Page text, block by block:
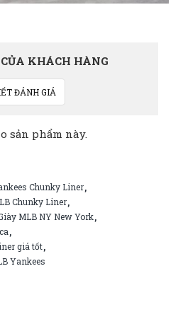
KHÁCH HÀNG
ĐÁNH GIÁ
sản phẩm này.
Chunky Liner,
Chunky Liner,
MLB NY New York,
,
giá tốt,
Yankees